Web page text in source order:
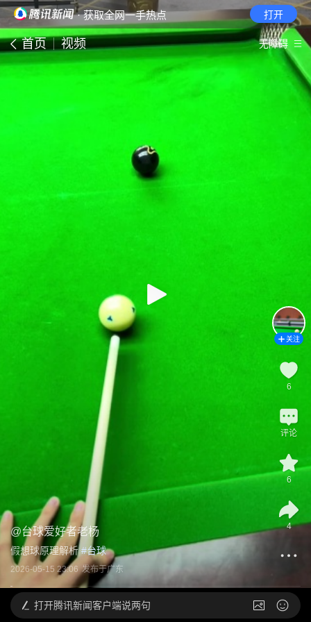
· 获取全网一手热点 打开
首页 视频 无障碍
@台球爱好者老杨
假想球原理解析 #台球
2026-05-15 23:06 发布于广东
关注
6
评论
6
4
打开腾讯新闻客户端说两句